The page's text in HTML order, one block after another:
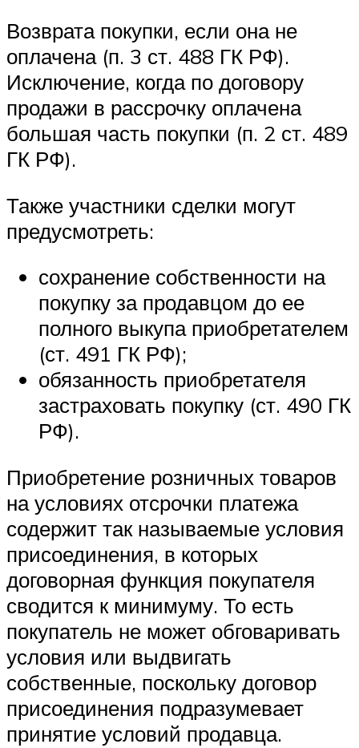
Возврата покупки, если она не
оплачена (п. 3 ст. 488 ГК РФ).
Исключение, когда по договору
продажи в рассрочку оплачена
большая часть покупки (п. 2 ст. 489
ГК РФ).
Также участники сделки могут
предусмотреть:
сохранение собственности на
покупку за продавцом до ее
полного выкупа приобретателем
(ст. 491 ГК РФ);
обязанность приобретателя
застраховать покупку (ст. 490 ГК
РФ).
Приобретение розничных товаров
на условиях отсрочки платежа
содержит так называемые условия
присоединения, в которых
договорная функция покупателя
сводится к минимуму. То есть
покупатель не может обговаривать
условия или выдвигать
собственные, поскольку договор
присоединения подразумевает
принятие условий продавца.